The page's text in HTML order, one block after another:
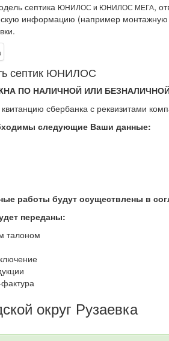
септика ЮНИЛОС и ЮНИЛОС МЕГА,
информацию (например
септик ЮНИЛОС
ПО НАЛИЧНОЙ ИЛИ
сбербанка с реквизитами
следующие Ваши данные:
работы будут осуществлены в
переданы:
талоном
округ Рузаевка